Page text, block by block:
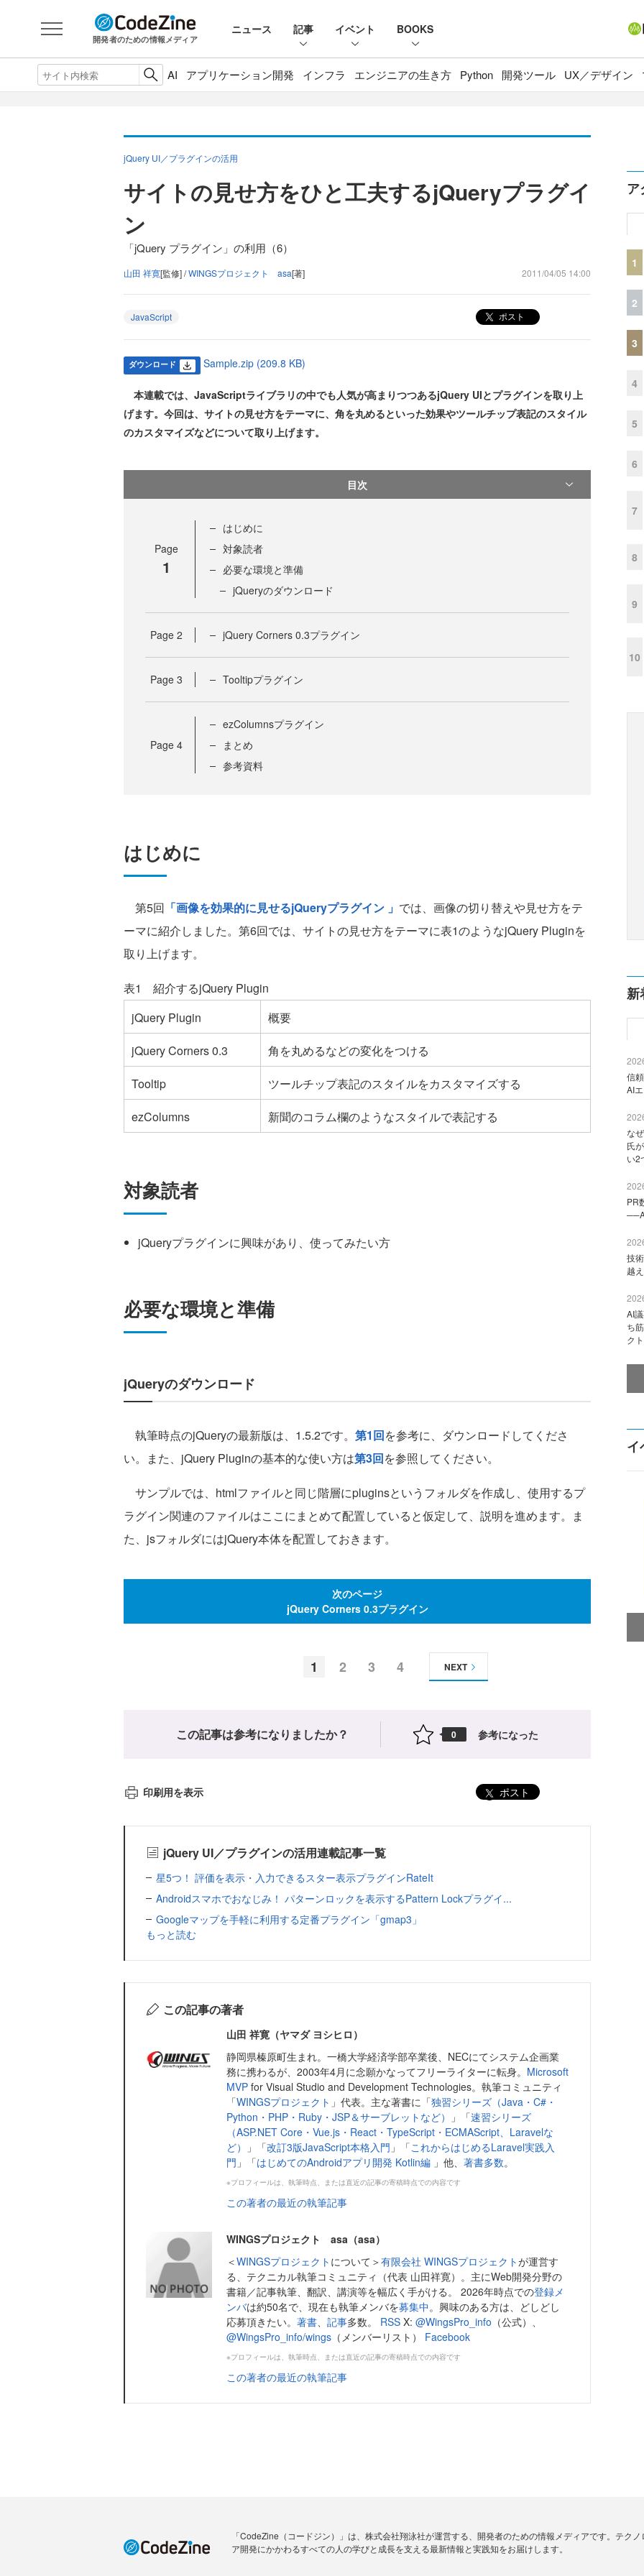
開発者のための情報メディア
ニュース 記事 イベント BOOKS
AI アプリケーション開発 インフラ エンジニアの生き方 Python 開発ツール UX／デザイン
jQuery UI／プラグインの活用
サイトの見せ方をひと工夫するjQueryプラグイ
ン
「jQuery プラグイン」の利用（6）
山田 祥寛[監修] /WINGSプロジェクト asa[著] 2011/04/05 14:00
JavaScript ポスト
ダウンロード Sample.zip (209.8 KB)
本連載では、JavaScriptライブラリの中でも人気が高まりつつあるjQuery UIとプラグインを取り上
げます。今回は、サイトの見せ方をテーマに、角を丸めるといった効果やツールチップ表記のスタイル
のカスタマイズなどについて取り上げます。
目次
Page
1
はじめに
対象読者
必要な環境と準備
jQueryのダウンロード
Page 2 jQuery Corners 0.3プラグイン
Page 3 Tooltipプラグイン
Page 4
ezColumnsプラグイン
まとめ
参考資料
はじめに
第5回 「画像を効果的に見せるjQueryプラグイン 」 では、画像の切り替えや見せ方をテ
ーマに紹介しました。第6回では、サイトの見せ方をテーマに表1のようなjQuery Pluginを
取り上げます。
表1 紹介するjQuery Plugin
jQuery Plugin
概要
jQuery Corners 0.3
角を丸めるなどの変化をつける
Tooltip
ツールチップ表記のスタイルをカスタマイズする
ezColumns
新聞のコラム欄のようなスタイルで表記する
対象読者
jQueryプラグインに興味があり、使ってみたい方
必要な環境と準備
jQueryのダウンロード
執筆時点のjQueryの最新版は、1.5.2です。 第1回を参考に、ダウンロードしてくださ
い。また、jQuery Pluginの基本的な使い方は第3回を参照してください。
サンプルでは、htmlファイルと同じ階層にpluginsというフォルダを作成し、使用するプ
ラグイン関連のファイルはここにまとめて配置していると仮定して、説明を進めます。ま
た、jsフォルダにはjQuery本体を配置しておきます。
次のページ
jQuery Corners 0.3プラグイン
1 2 3 4 NEXT
この記事は参考になりましたか？ 0 参考になった
印刷用を表示 ポスト
jQuery UI／プラグインの活用連載記事一覧
星5つ！ 評価を表示・入力できるスター表示プラグインRateIt
Androidスマホでおなじみ！ パターンロックを表示するPattern Lockプラグイ...
Googleマップを手軽に利用する定番プラグイン「gmap3」
もっと読む
この記事の著者
山田 祥寛（ヤマダ ヨシヒロ）
静岡県榛原町生まれ。一橋大学経済学部卒業後、NECにてシステム企画業
務に携わるが、2003年4月に念願かなってフリーライターに転身。 Microsoft
MVP for Visual Studio and Development Technologies。執筆コミュニティ
「WINGSプロジェクト 」代表。主な著書に「独習シリーズ（Java・C#・
Python・PHP・Ruby・JSP＆サーブレットなど）
」「速習シリーズ
（ASP.NET Core・Vue.js・React・TypeScript・ECMAScript、Laravelな
ど）
」「改訂3版JavaScript本格入門 」「これからはじめるLaravel実践入
門 」「はじめてのAndroidアプリ開発 Kotlin編 」他、 著書多数。
※プロフィールは、執筆時点、または直近の記事の寄稿時点での内容です
この著者の最近の執筆記事
WINGSプロジェクト asa（asa）
＜WINGSプロジェクト について＞有限会社 WINGSプロジェクトが運営す
る、テクニカル執筆コミュニティ（代表 山田祥寛）。主にWeb開発分野の
書籍／記事執筆、翻訳、講演等を幅広く手がける。 2026年時点での登録メ
ンバは約50名で、現在も執筆メンバを募集中。興味のある方は、どしどし
応募頂きたい。 著書 記事多数。 RSS X: @WingsPro_info （公式）、
@WingsPro_info/wings （メンバーリスト） Facebook
※プロフィールは、執筆時点、または直近の記事の寄稿時点での内容です
この著者の最近の執筆記事
ア
1
2
3
4
5
6
7
8
9
10
新
信
AI
な
氏
い2
PR
技
越
AI
ち
ク
イ
「CodeZine（コードジン）」は、株式会社翔泳社が運営する、開発者のための情報メディアです。テク
ア開発にかかわるすべての人の学びと成長を支える最新情報と実践知をお届けします。